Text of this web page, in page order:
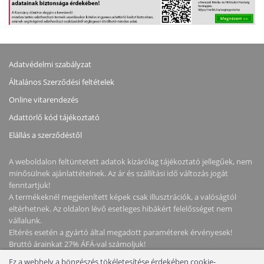
Adatvédelmi szabályzat
Általános Szerződési feltételek
Online vitarendezés
Adattörlő kód tájékoztató
Elállás a szerződéstől
A weboldalon feltüntetett adatok kizárólag tájékoztató jellegűek, nem
minősülnek ajánlattételnek. Az ár és szállítási idő változás jogát
fenntartjuk!
A termékeknél megjelenített képek csak illusztrációk, a valóságtól
eltérhetnek. Az oldalon lévő esetleges hibákért felelősséget nem
vállalunk.
Eltérés esetén a gyártó által megadott paraméterek érvényesek!
Bruttó árainkat 27% ÁFÁ-val számoljuk!
Ez a webhely a böngészés tökéletesítése érdekében cookie-